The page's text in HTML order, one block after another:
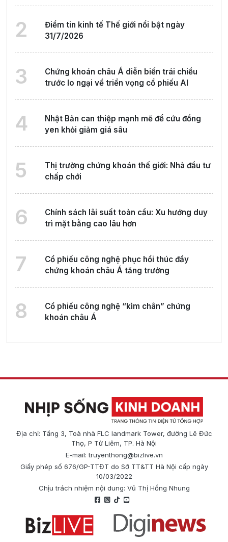
2
Điểm tin kinh tế Thế giới nổi bật ngày
31/7/2026
3
Chứng khoán châu Á diễn biến trái chiều
trước lo ngại về triển vọng cổ phiếu AI
4
Nhật Bản can thiệp mạnh mẽ để cứu đồng
yen khỏi giảm giá sâu
5
Thị trường chứng khoán thế giới: Nhà đầu tư
chấp chới
6
Chính sách lãi suất toàn cầu: Xu hướng duy
trì mặt bằng cao lâu hơn
7
Cổ phiếu công nghệ phục hồi thúc đẩy
chứng khoán châu Á tăng trưởng
8
Cổ phiếu công nghệ “kìm chân” chứng
khoán châu Á
Địa chỉ: Tầng 3, Toà nhà FLC landmark Tower, đường Lê Đức
Thọ, P Từ Liêm, TP. Hà Nội
E-mail:truyenthong@bizlive.vn
Giấy phép số 676/GP-TTĐT do Sở TT&TT Hà Nội cấp ngày
10/03/2022
Chịu trách nhiệm nội dung: Vũ Thị Hồng Nhung